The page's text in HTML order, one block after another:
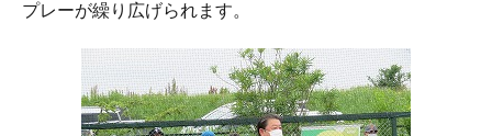
プレーが繰り広げられます。